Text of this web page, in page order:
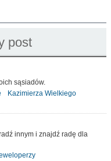
sąsiadów.
Kazimierza Wielkiego
innym i znajdź radę dla